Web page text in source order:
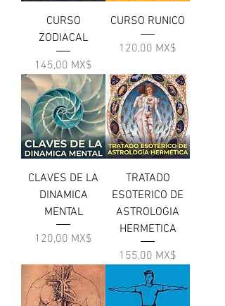
CURSO
ZODIACAL
Цена
145,00 MX$
CURSO RUNICO
Цена
120,00 MX$
CLAVES DE LA
DINAMICA
MENTAL
Цена
120,00 MX$
TRATADO
ESOTERICO DE
ASTROLOGIA
HERMETICA
Цена
155,00 MX$